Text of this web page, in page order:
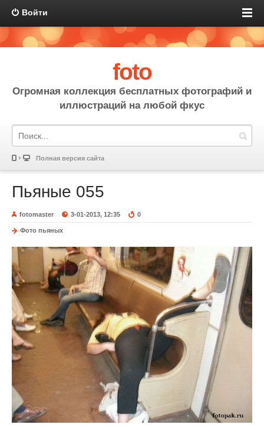
Войти
foto
Огромная коллекция бесплатных фотографий и
иллюстраций на любой фкус
Полная версия сайта
Пьяные 055
fotomaster 3-01-2013, 12:35 0
Фото пьяных